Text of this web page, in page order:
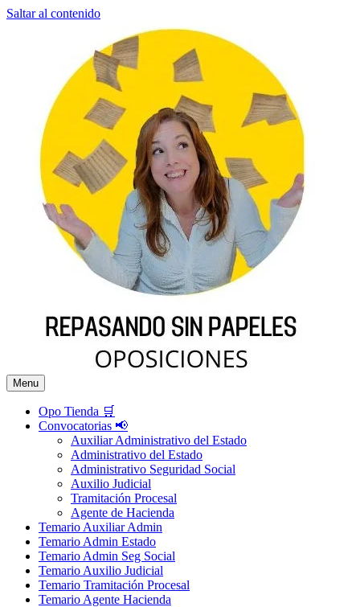
Saltar al contenido
Menu
Opo Tienda 🛒
Convocatorias 📢
Auxiliar Administrativo del Estado
Administrativo del Estado
Administrativo Seguridad Social
Auxilio Judicial
Tramitación Procesal
Agente de Hacienda
Temario Auxiliar Admin
Temario Admin Estado
Temario Admin Seg Social
Temario Auxilio Judicial
Temario Tramitación Procesal
Temario Agente Hacienda